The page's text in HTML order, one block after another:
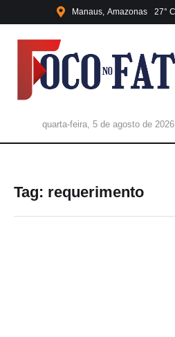
Manaus Amazonas 27
quarta-feira, 5 de agosto de 2026
Tag: requerimento